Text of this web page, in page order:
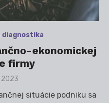
ekonomickej
firmy
2023
situácie podniku sa